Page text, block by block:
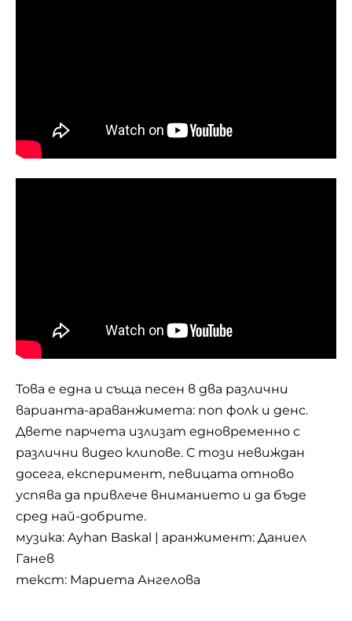
Това е една и съща песен в два различни
варианта-араванжимета: поп фолк и денс.
Двете парчета излизат едновременно с
различни видео клипове. С този невиждан
досега, експеримент, певицата отново
успява да привлече вниманието и да бъде
сред най-добрите.
музика: Ayhan Baskal | аранжимент: Даниел
Ганев
текст: Мариета Ангелова